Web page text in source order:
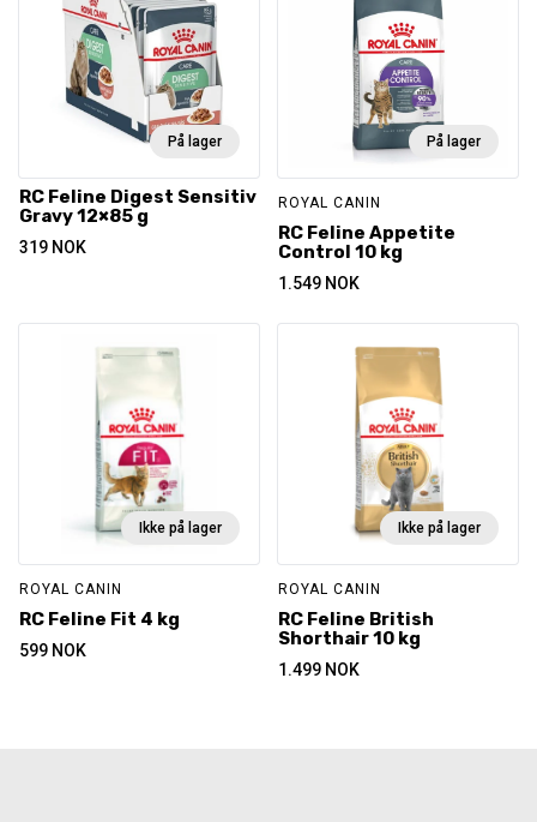
På lager
RC Feline Digest Sensitiv
Gravy 12×85 g
319 NOK
På lager
ROYAL CANIN
RC Feline Appetite
Control 10 kg
1.549 NOK
Ikke på lager
ROYAL CANIN
RC Feline Fit 4 kg
599 NOK
Ikke på lager
ROYAL CANIN
RC Feline British
Shorthair 10 kg
1.499 NOK